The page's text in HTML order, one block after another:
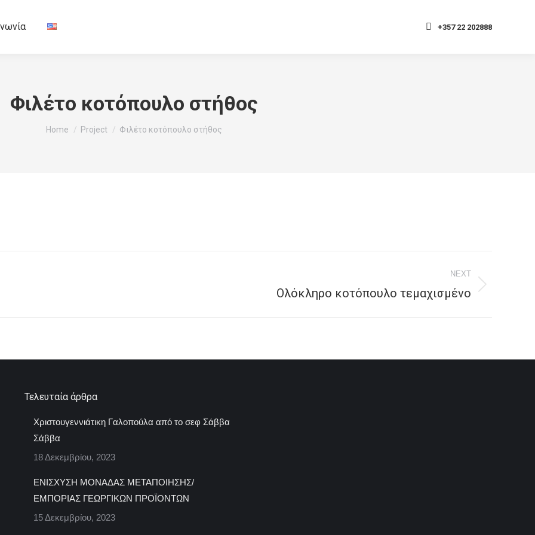
+357 22 202888
Φιλέτο κοτόπουλο στήθος
You are here:
Home Project Φιλέτο κοτόπουλο στήθος
NEXT
Ολόκληρο κοτόπουλο τεμαχισμένο
Τελευταία άρθρα
Χριστουγεννιάτικη Γαλοπούλα από το σεφ Σάββα
Σάββα
18 Δεκεμβρίου, 2023
ΕΝΙΣΧΥΣΗ ΜΟΝΑΔΑΣ ΜΕΤΑΠΟΙΗΣΗΣ/
ΕΜΠΟΡΙΑΣ ΓΕΩΡΓΙΚΩΝ ΠΡΟΪΟΝΤΩΝ
15 Δεκεμβρίου, 2023